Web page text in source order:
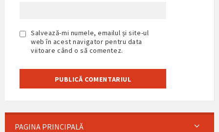
Salvează-mi numele, emailul și site-ul
web în acest navigator pentru data
viitoare când o să comentez.
PAGINA PRINCIPALĂ